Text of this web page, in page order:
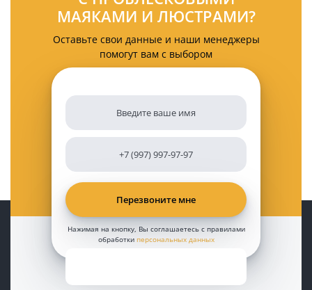
МАЯКАМИ И ЛЮСТРАМИ?
Оставьте свои данные и наши менеджеры
помогут вам с выбором
Нажимая на кнопку, Вы соглашаетесь с правилами
обработки персональных данных